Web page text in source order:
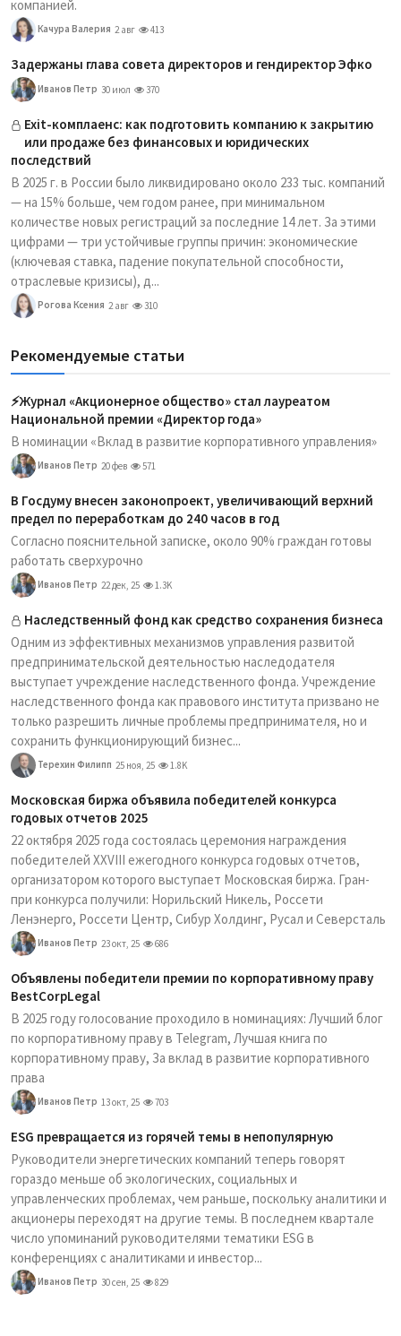
компанией.
Качура Валерия 2 авг 413
Задержаны глава совета директоров и гендиректор Эфко
Иванов Петр 30 июл 370
Exit-комплаенс: как подготовить компанию к закрытию
или продаже без финансовых и юридических
последствий
В 2025 г. в России было ликвидировано около 233 тыс. компаний
— на 15% больше, чем годом ранее, при минимальном
количестве новых регистраций за последние 14 лет. За этими
цифрами — три устойчивые группы причин: экономические
(ключевая ставка, падение покупательной способности,
отраслевые кризисы), д...
Рогова Ксения 2 авг 310
Рекомендуемые статьи
⚡️Журнал «Акционерное общество» стал лауреатом
Национальной премии «Директор года»
В номинации «Вклад в развитие корпоративного управления»
Иванов Петр 20 фев 571
В Госдуму внесен законопроект, увеличивающий верхний
предел по переработкам до 240 часов в год
Согласно пояснительной записке, около 90% граждан готовы
работать сверхурочно
Иванов Петр 22 дек, 25 1.3K
Наследственный фонд как средство сохранения бизнеса
Одним из эффективных механизмов управления развитой
предпринимательской деятельностью наследодателя
выступает учреждение наследственного фонда. Учреждение
наследственного фонда как правового института призвано не
только разрешить личные проблемы предпринимателя, но и
сохранить функционирующий бизнес...
Терехин Филипп 25 ноя, 25 1.8K
Московская биржа объявила победителей конкурса
годовых отчетов 2025
22 октября 2025 года состоялась церемония награждения
победителей XXVIII ежегодного конкурса годовых отчетов,
организатором которого выступает Московская биржа. Гран-
при конкурса получили: Норильский Никель, Россети
Ленэнерго, Россети Центр, Сибур Холдинг, Русал и Северсталь
Иванов Петр 23 окт, 25 686
Объявлены победители премии по корпоративному праву
BestCorpLegal
В 2025 году голосование проходило в номинациях: Лучший блог
по корпоративному праву в Telegram, Лучшая книга по
корпоративному праву, За вклад в развитие корпоративного
права
Иванов Петр 13 окт, 25 703
ESG превращается из горячей темы в непопулярную
Руководители энергетических компаний теперь говорят
гораздо меньше об экологических, социальных и
управленческих проблемах, чем раньше, поскольку аналитики и
акционеры переходят на другие темы. В последнем квартале
число упоминаний руководителями тематики ESG в
конференциях с аналитиками и инвестор...
Иванов Петр 30 сен, 25 829